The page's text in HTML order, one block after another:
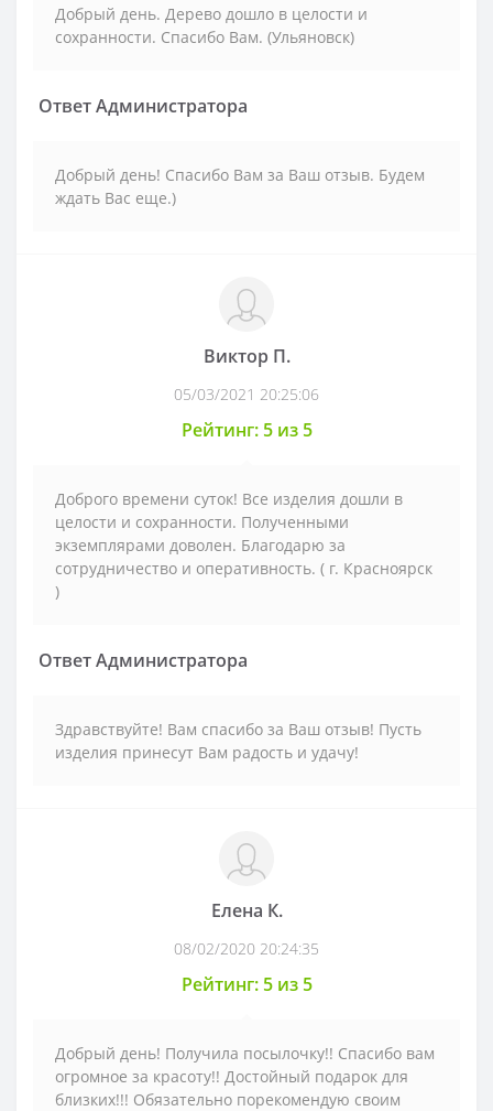
Добрый день. Дерево дошло в целости и
сохранности. Спасибо Вам. (Ульяновск)
Ответ Администратора
Добрый день! Спасибо Вам за Ваш отзыв. Будем
ждать Вас еще.)
Виктор П.
05/03/2021 20:25:06
Рейтинг: 5 из 5
Доброго времени суток! Все изделия дошли в
целости и сохранности. Полученными
экземплярами доволен. Благодарю за
сотрудничество и оперативность. ( г. Красноярск
)
Ответ Администратора
Здравствуйте! Вам спасибо за Ваш отзыв! Пусть
изделия принесут Вам радость и удачу!
Елена К.
08/02/2020 20:24:35
Рейтинг: 5 из 5
Добрый день! Получила посылочку!! Спасибо вам
огромное за красоту!! Достойный подарок для
близких!!! Обязательно порекомендую своим